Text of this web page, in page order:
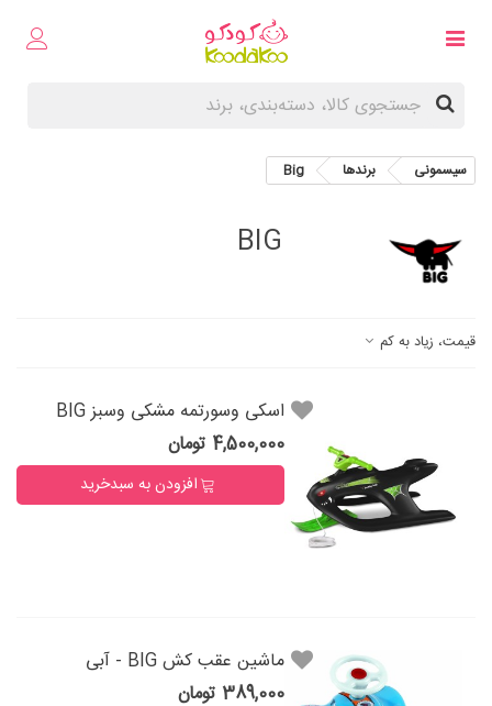
سیسمونی برندها Big
BIG
قیمت، زیاد به کم
اسکی وسورتمه مشکی وسبز BIG
4,500,000 تومان
افزودن به سبدخرید
ماشين عقب كش BIG - آبی
389,000 تومان